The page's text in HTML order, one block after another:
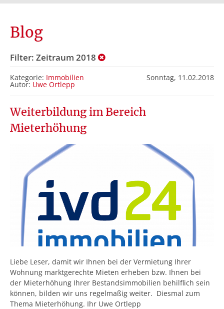
Blog
Filter: Zeitraum 2018
Sonntag, 11.02.2018
Kategorie: Immobilien
Autor: Uwe Ortlepp
Weiterbildung im Bereich
Mieterhöhung
Liebe Leser, damit wir Ihnen bei der Vermietung Ihrer
Wohnung marktgerechte Mieten erheben bzw. Ihnen bei
der Mieterhöhung Ihrer Bestandsimmobilien behilflich sein
können, bilden wir uns regelmaßig weiter. Diesmal zum
Thema Mieterhöhung. Ihr Uwe Ortlepp